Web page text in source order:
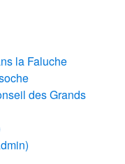
la Faluche
des Grands